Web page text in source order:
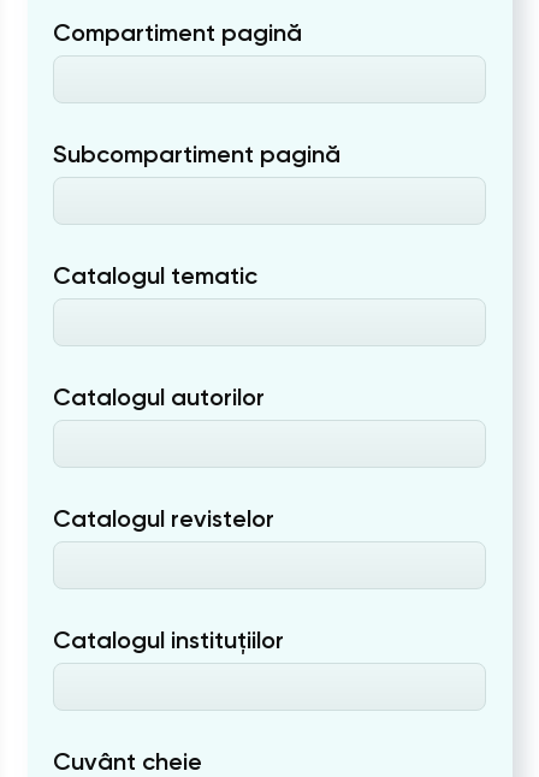
Compartiment pagină
Subcompartiment pagină
Catalogul tematic
Catalogul autorilor
Catalogul revistelor
Catalogul instituțiilor
Cuvânt cheie